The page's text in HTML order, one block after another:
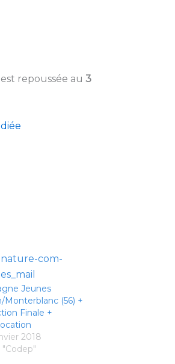
est repoussée au 3
Jeunes
Monterblanc (56) +
Finale +
2018
"Codep"